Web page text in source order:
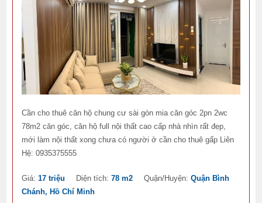
Cần cho thuê căn hộ chung cư sài gòn mia căn góc 2pn 2wc
78m2 căn góc, căn hộ full nội thất cao cấp nhà nhìn rất đẹp,
mới làm nội thất xong chưa có người ở cần cho thuê gấp Liên
Hệ: 0935375555
Giá:17 triệu Diện tích:78 m2 Quận/Huyện:Quận Bình
Chánh, Hồ Chí Minh